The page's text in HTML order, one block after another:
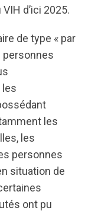
d’ici 2025.
de type « par
personnes
les
les
les
personnes
situation de
ont pu